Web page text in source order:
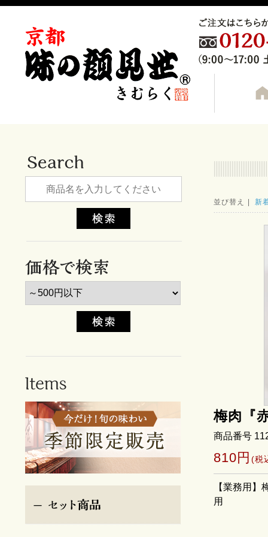
並び替え |新
梅肉『
商品番号
810円 (税
【業務用】
用